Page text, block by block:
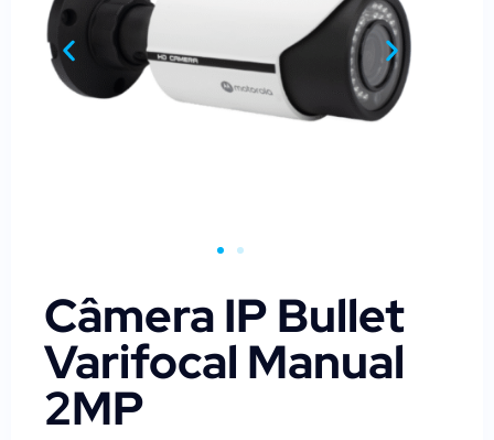
Câmera IP Bullet
Varifocal Manual
2MP